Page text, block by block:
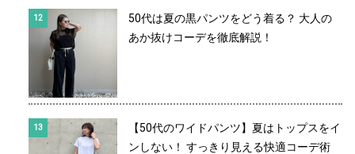
50代は夏の黒パンツをどう着る？ 大人の
あか抜けコーデを徹底解説！
【50代のワイドパンツ】夏はトップスをイ
ンしない！ すっきり見える快適コーデ術